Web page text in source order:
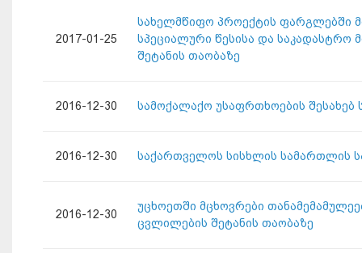
2017-01-25
სახელმწიფო პროექტის ფარგლებში
სპეციალური წესისა და საკადასტრო
შეტანის თაობაზე
2016-12-30 სამოქალაქო უსაფრთხოების
2016-12-30 საქართველოს სისხლის სამართლის
2016-12-30
უცხოეთში მცხოვრები
ცვლილების შეტანის თაობაზე